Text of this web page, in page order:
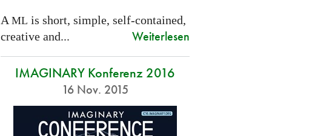
A ML is short, simple, self-contained,
creative and...
Weiterlesen
IMAGINARY Konferenz 2016
16 Nov. 2015